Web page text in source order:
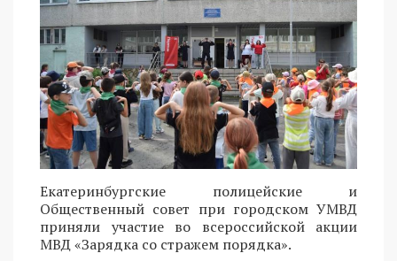
Екатеринбургские полицейские и
Общественный совет при городском УМВД
приняли участие во всероссийской акции
МВД «Зарядка со стражем порядка».